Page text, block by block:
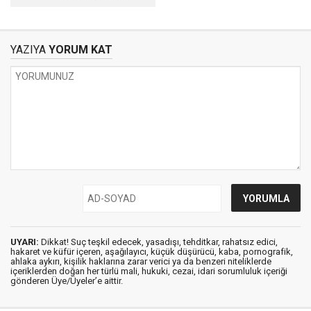
YAZIYA YORUM KAT
UYARI: Dikkat! Suç teşkil edecek, yasadışı, tehditkar, rahatsız edici,
hakaret ve küfür içeren, aşağılayıcı, küçük düşürücü, kaba, pornografik,
ahlaka aykırı, kişilik haklarına zarar verici ya da benzeri niteliklerde
içeriklerden doğan her türlü mali, hukuki, cezai, idari sorumluluk içeriği
gönderen Üye/Üyeler’e aittir.